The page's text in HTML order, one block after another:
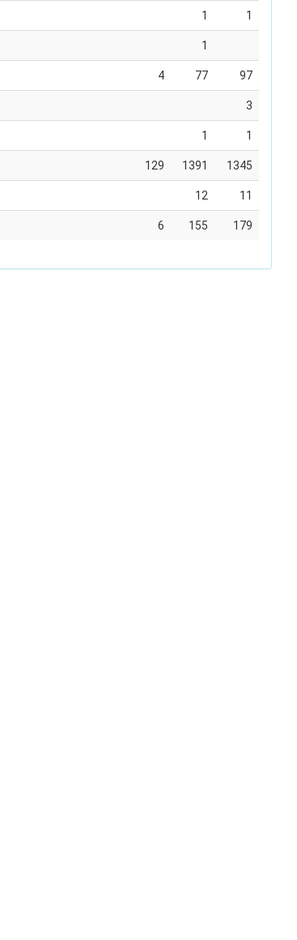
1 1
1
4 77 97
3
1 1
129 1391 1345
12 11
6 155 179